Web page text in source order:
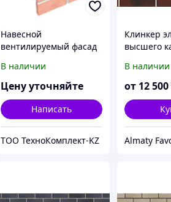
Навесной
вентилируемый фасад
облицовки клинкерной
плиткой
В наличии
Цену уточняйте
Написать
ТОО ТехноКомплект-KZ
Клинкер
высшего
В наличии
от 12 500
Almaty